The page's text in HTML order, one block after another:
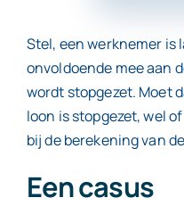
Stel, een werknemer is
onvoldoende mee aan
wordt stopgezet. Moet
loon is stopgezet, wel
bij de berekening van
Een casus